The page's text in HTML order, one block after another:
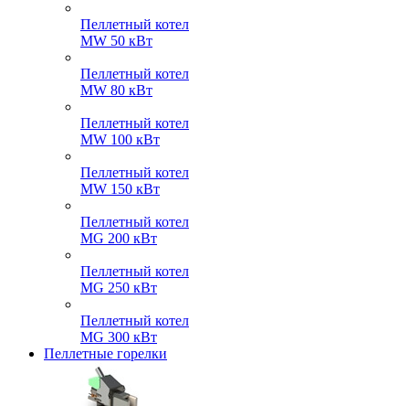
Пеллетный котел
MW 50 кВт
Пеллетный котел
MW 80 кВт
Пеллетный котел
MW 100 кВт
Пеллетный котел
MW 150 кВт
Пеллетный котел
MG 200 кВт
Пеллетный котел
MG 250 кВт
Пеллетный котел
MG 300 кВт
Пеллетные горелки